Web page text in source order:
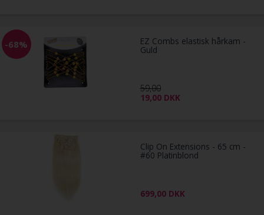
-68% EZ Combs elastisk hårkam -
Guld
59,00
19,00 DKK
Clip On Extensions - 65 cm -
#60 Platinblond
699,00 DKK